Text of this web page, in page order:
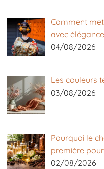
Comment
avec
04/08/2026
Les couleurs
03/08/2026
Pourquoi le
première
02/08/2026